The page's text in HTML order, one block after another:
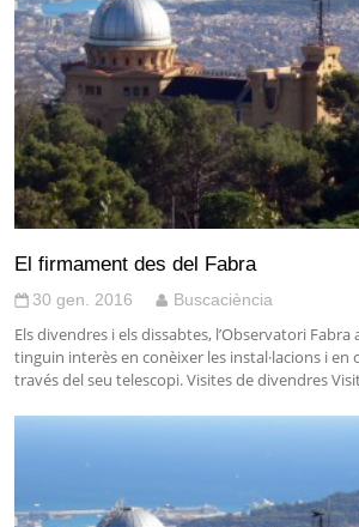
El firmament des del Fabra
30 gen. 2016 Buscaciència
Els divendres i els dissabtes, l’Observatori
tinguin interès en conèixer les instal·lacions i en
través del seu telescopi. Visites de divendres